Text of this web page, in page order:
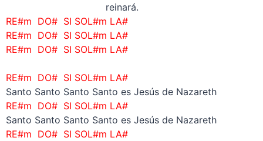
reinará.
RE#m DO# SI SOL#m LA#
RE#m DO# SI SOL#m LA#
RE#m DO# SI SOL#m LA#
RE#m DO# SI SOL#m LA#
Santo Santo Santo Santo es Jesús de Nazareth
RE#m DO# SI SOL#m LA#
Santo Santo Santo Santo es Jesús de Nazareth
RE#m DO# SI SOL#m LA#